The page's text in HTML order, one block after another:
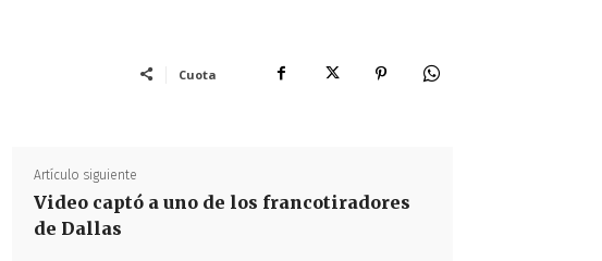
Cuota
Artículo siguiente
Video captó a uno de los francotiradores
de Dallas